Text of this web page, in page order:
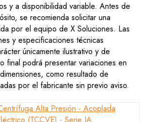
y a disponibilidad variable. Antes de
se recomienda solicitar una
por el equipo de X Soluciones. Las
y especificaciones técnicas
únicamente ilustrativo y de
final podrá presentar variaciones en
como resultado de
por el fabricante sin previo aviso.